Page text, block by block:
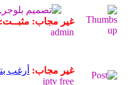
غير مجاب: مثبــت:
admin
غير مجاب: أرغب
iptv free